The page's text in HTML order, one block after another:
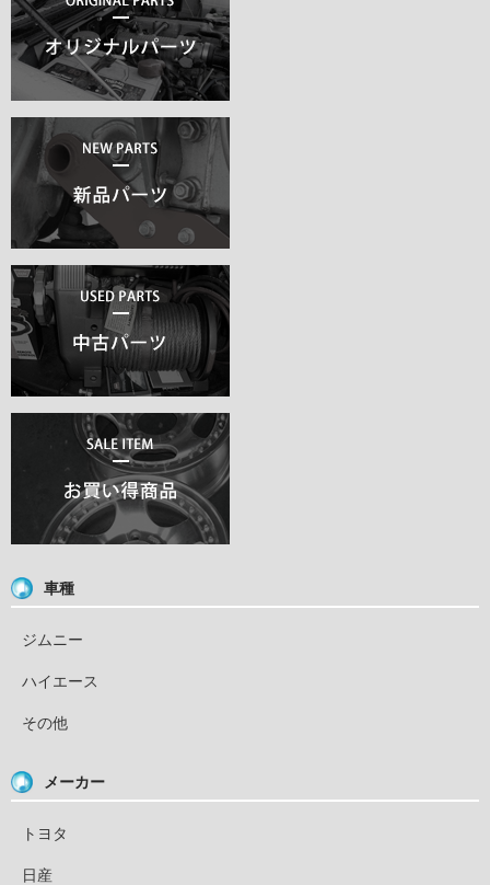
車種
ジムニー
ハイエース
その他
メーカー
トヨタ
日産